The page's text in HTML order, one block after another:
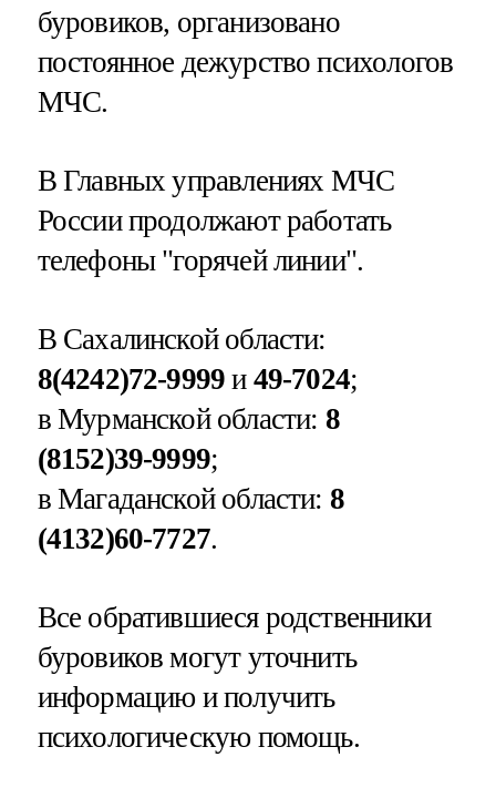
буровиков, организовано
постоянное дежурство психологов
МЧС.
В Главных управлениях МЧС
России продолжают работать
телефоны "горячей линии".
В Сахалинской области:
8(4242)72-9999 и 49-7024;
в Мурманской области: 8
(8152)39-9999;
в Магаданской области: 8
(4132)60-7727.
Все обратившиеся родственники
буровиков могут уточнить
информацию и получить
психологическую помощь.